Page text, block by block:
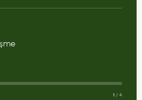
1 / 4